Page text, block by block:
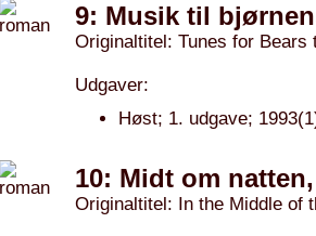
9: Musik til
Originaltitel: Tunes for Bears
Udgaver:
Høst; 1. udgave;
10: Midt om
Originaltitel: In the Middle of